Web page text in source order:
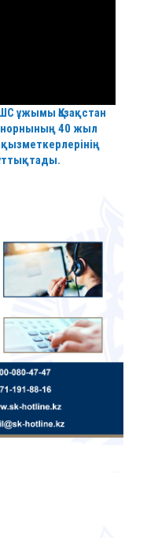
ұжымы Қазақстан
40 жыл